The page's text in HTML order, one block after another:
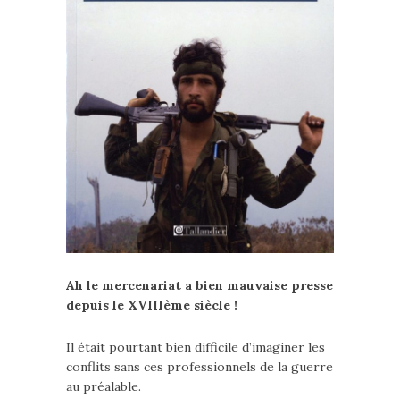
Ah le mercenariat a bien mauvaise presse
depuis le XVIIIème siècle !
Il était pourtant bien difficile d’imaginer les
conflits sans ces professionnels de la guerre
au préalable.